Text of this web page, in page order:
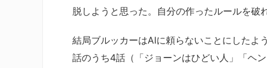
脱しようと思った。自分の作ったルールを破
結局ブルッカーはAIに頼らないことにした
話のうち4話（「ジョーンはひどい人」「ヘ